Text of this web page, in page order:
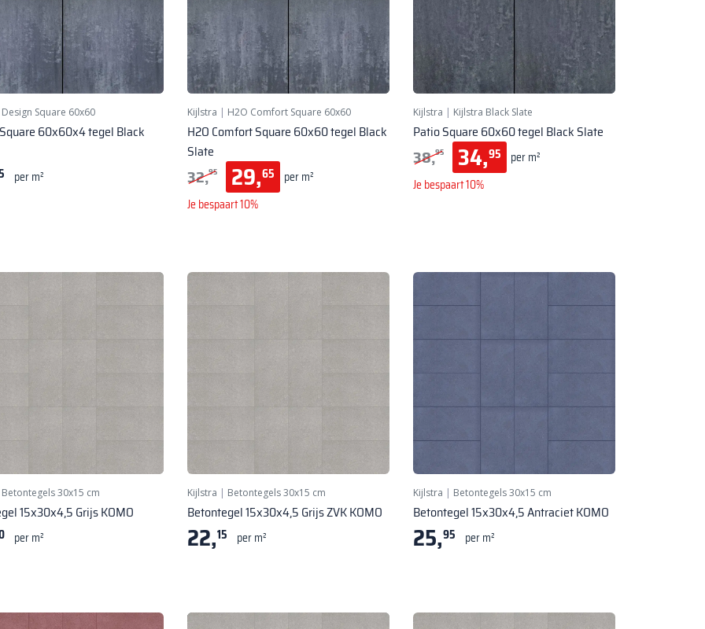
Design Square 60x60
60x60x4 tegel Black
per m²
Kijlstra | H2O Comfort Square 60x60
H2O Comfort Square 60x60 tegel Black
Slate
32,95 29,65
per m²
Je bespaart 10%
Kijlstra | Kijlstra Black Slate
Patio Square 60x60 tegel Black Slate
38,95 34,95
per m²
Je bespaart 10%
Betontegels 30x15 cm
15x30x4,5 Grijs KOMO
per m²
Kijlstra | Betontegels 30x15 cm
Betontegel 15x30x4,5 Grijs ZVK KOMO
22,15 per m²
Kijlstra | Betontegels 30x15 cm
Betontegel 15x30x4,5 Antraciet KOMO
25,95 per m²